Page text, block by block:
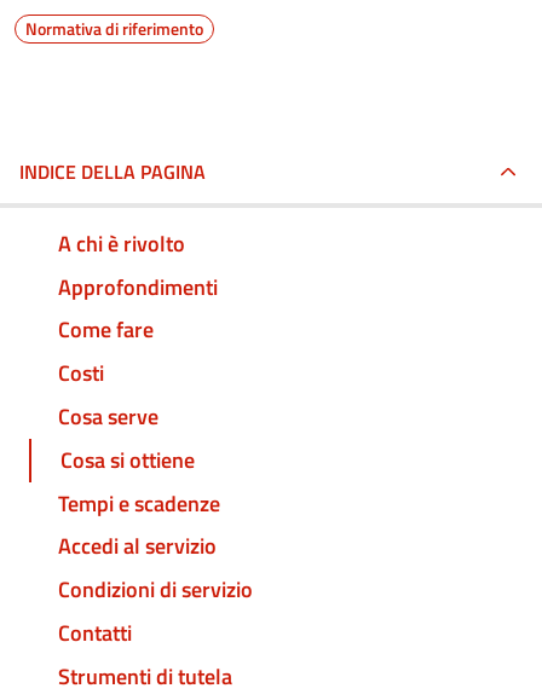
Normativa di riferimento
INDICE DELLA PAGINA
A chi è rivolto
Approfondimenti
Come fare
Costi
Cosa serve
Cosa si ottiene
Tempi e scadenze
Accedi al servizio
Condizioni di servizio
Contatti
Strumenti di tutela